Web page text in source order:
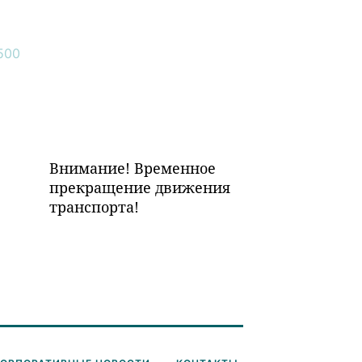
Внимание! Временное
прекращение движения
транспорта!